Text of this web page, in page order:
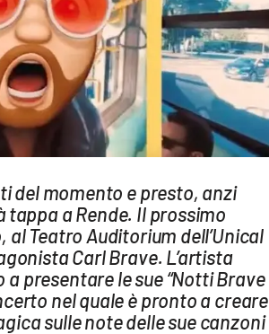
del momento e presto, anzi
a Rende. Il prossimo
al Teatro Auditorium dell’Unical
Carl Brave. L’artista
presentare le sue “Notti Brave
nel quale è pronto a creare
sulle note delle sue canzoni